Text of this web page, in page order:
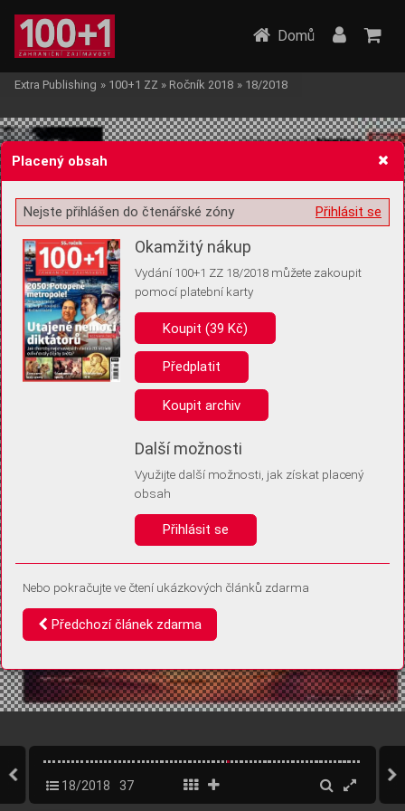
Žádost o souhlas s ukládáním volitelných informací
Pro základní fungování webu nepotřebujeme ukládat žádné informace
(tzv. cookies apod.). Rádi bychom vás ale požádali o souhlas s
uložením volitelných informací:
Anonymní unikátní ID
Díky němu příště poznáme, že se jedná o stejné zařízení, a
Identifikátor je zcela anonymní.
Vaše souhlasy a odmítnutí si ukládáme do vašeho zařízení, abychom se
vás už příště znovu neptali. Můžete je kdykoli později upravit ve Správě
Domů
Extra Publishing » 100+1 ZZ » Ročník 2018 » 18/2018
18/2018 37
Placený obsah
Přihlásit se
Nejste přihlášen do čtenářské zóny
Okamžitý nákup
Vydání 100+1 ZZ 18/2018 můžete zakoupit
pomocí platební karty
Koupit (39 Kč)
Předplatit
Koupit archiv
Další možnosti
Využijte další možnosti, jak získat placený
obsah
Přihlásit se
Nebo pokračujte ve čtení ukázkových článků zdarma
Předchozí článek zdarma